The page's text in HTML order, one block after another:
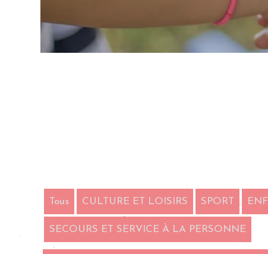
Tous CULTURE ET LOISIRS SPORT
SECOURS ET SERVICE À LA PERSONNE